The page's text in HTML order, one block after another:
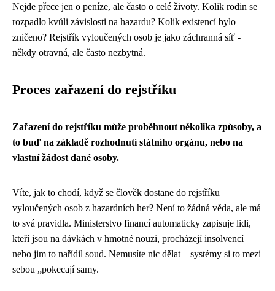
Nejde přece jen o peníze, ale často o celé životy. Kolik rodin se
rozpadlo kvůli závislosti na hazardu? Kolik existencí bylo
zničeno? Rejstřík vyloučených osob je jako záchranná síť -
někdy otravná, ale často nezbytná.
Proces zařazení do rejstříku
Zařazení do rejstříku může proběhnout několika způsoby, a
to buď na základě rozhodnutí státního orgánu, nebo na
vlastní žádost dané osoby.
Víte, jak to chodí, když se člověk dostane do rejstříku
vyloučených osob z hazardních her? Není to žádná věda, ale má
to svá pravidla. Ministerstvo financí automaticky zapisuje lidi,
kteří jsou na dávkách v hmotné nouzi, procházejí insolvencí
nebo jim to nařídil soud. Nemusíte nic dělat – systémy si to mezi
sebou „pokecají samy.